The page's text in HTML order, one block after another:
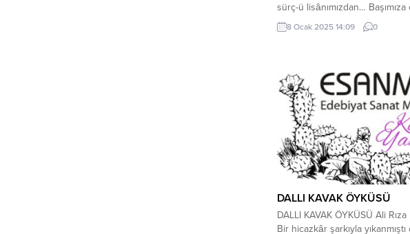
sürç-ü lisânımızdan…
‘âh’ kimin bedduasıydı ki?
Aşkın niyazı değil de Neden
Tezene; nereden incitmişse...
8 Ocak 2025 14:09 0
DALLI KAVAK ÖYKÜSÜ
DALLI KAVAK ÖYKÜSÜ Ali
Bir hicazkâr şarkıyla yıkanmıştı